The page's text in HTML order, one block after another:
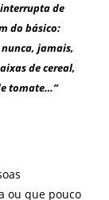
de
do básico:
jamais,
de cereal,
tomate…”
ou que pouco